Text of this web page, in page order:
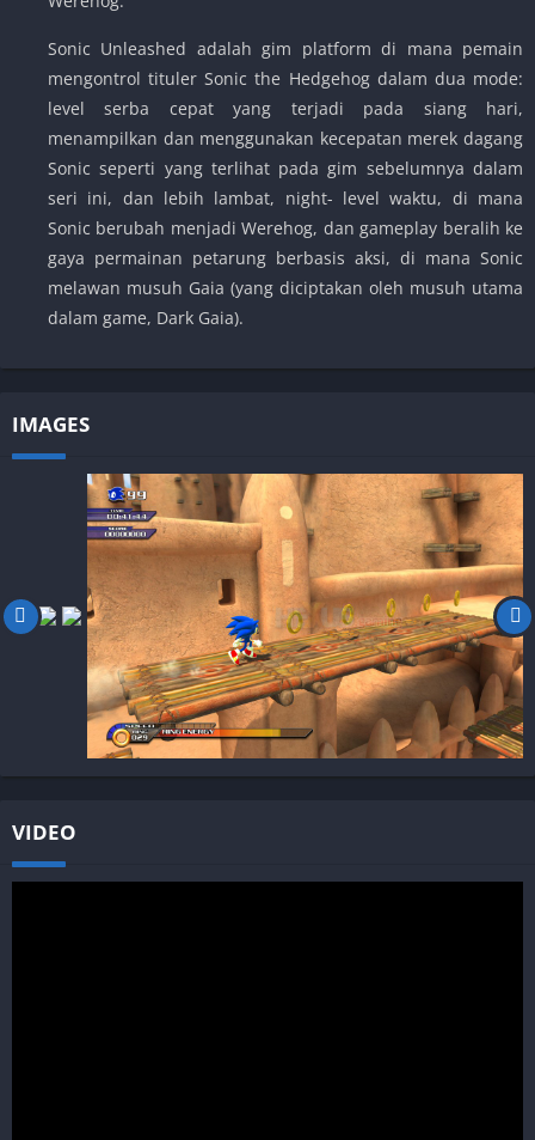
Sonic Unleashed adalah gim platform di mana pemain
mengontrol tituler Sonic the Hedgehog dalam dua mode:
level serba cepat yang terjadi pada siang hari,
menampilkan dan menggunakan kecepatan merek dagang
Sonic seperti yang terlihat pada gim sebelumnya dalam
seri ini, dan lebih lambat, night- level waktu, di mana
Sonic berubah menjadi Werehog, dan gameplay beralih ke
gaya permainan petarung berbasis aksi, di mana Sonic
melawan musuh Gaia (yang diciptakan oleh musuh utama
dalam game, Dark Gaia).
IMAGES
VIDEO